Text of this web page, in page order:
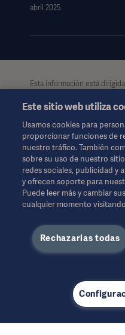
abril 2025
Esta información está
únicamente carácter
exhaustiva y por lo tanto, no
de las instrucciones de uso,
médico. Getinge no se hace
indebido o por la
informaciones de esta
como el uso que pueda
será exclusivamente
Es posible que alguna
puede copiar ni utilizar, en
por escrito de Getinge.
Esta información está
son estrictamente las de los
representan
Este sitio web utiliza
Usamos cookies para
proporcionar funciones de
nuestro tráfico. También
sobre su uso de nuestro
redes sociales, publicidad y
y ofrecen soporte para
Puede leer más y cambiar
cualquier momento
Rechazarlas todas